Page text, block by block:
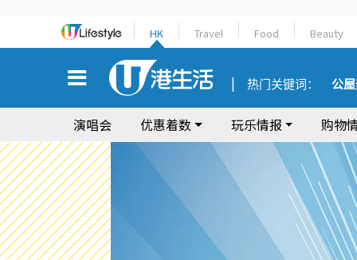
HK Travel Food Beauty
热门关键词： 公
演唱会 优惠着数 玩乐情报 购物